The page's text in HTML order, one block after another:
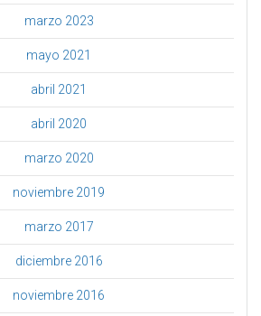
marzo 2023
mayo 2021
abril 2021
abril 2020
marzo 2020
noviembre 2019
marzo 2017
diciembre 2016
noviembre 2016